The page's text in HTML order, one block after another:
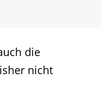
die
nicht